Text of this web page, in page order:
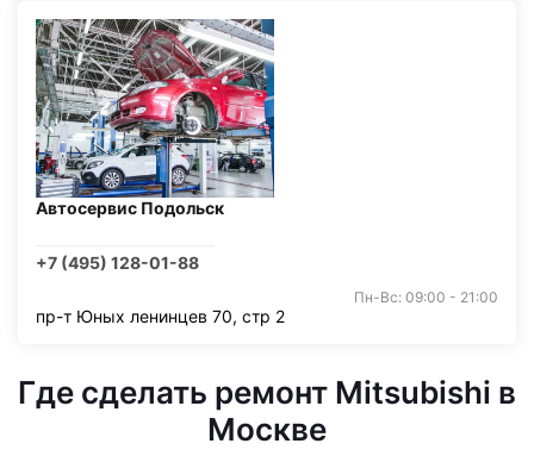
Автосервис Подольск
+7 (495) 128-01-88
Пн-Вс: 09:00 - 21:00
пр-т Юных ленинцев 70, стр 2
Где сделать ремонт Mitsubishi в
Москве